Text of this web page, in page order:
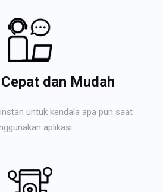
dan Mudah
untuk kendala apa pun saat
aplikasi.